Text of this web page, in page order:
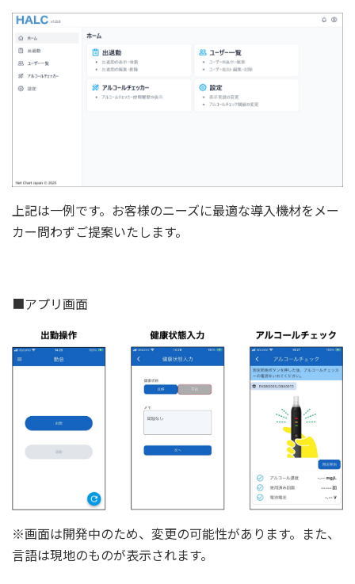
上記は一例です。お客様のニーズに最適な導入機材をメー
カー問わずご提案いたします。
■アプリ画面
※画面は開発中のため、変更の可能性があります。また、
言語は現地のものが表示されます。